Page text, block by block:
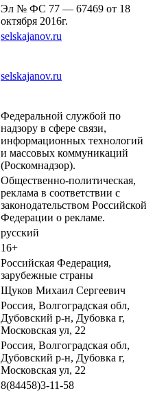
Эл № ФС 77 — 67469 от 18
октября 2016г.
selskajanov.ru
selskajanov.ru
Федеральной службой по
надзору в сфере связи,
информационных технологий
и массовых коммуникаций
(Роскомнадзор).
Общественно-политическая,
реклама в соответствии с
законодательством Российской
Федерации о рекламе.
русский
16+
Российская Федерация,
зарубежные страны
Щуков Михаил Сергеевич
Россия, Волгоградская обл,
Дубовский р-н, Дубовка г,
Московская ул, 22
Россия, Волгоградская обл,
Дубовский р-н, Дубовка г,
Московская ул, 22
8(84458)3-11-58